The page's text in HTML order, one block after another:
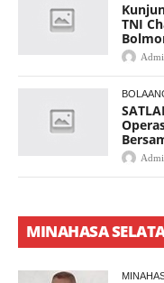
TNI
MINAHASA